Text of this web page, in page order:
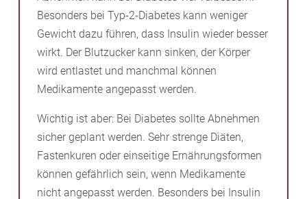
Besonders bei Typ-2-Diabetes kann weniger
Gewicht dazu führen, dass Insulin wieder besser
wirkt. Der Blutzucker kann sinken, der Körper
wird entlastet und manchmal können
Medikamente angepasst werden.
Wichtig ist aber: Bei Diabetes sollte Abnehmen
sicher geplant werden. Sehr strenge Diäten,
Fastenkuren oder einseitige Ernährungsformen
können gefährlich sein, wenn Medikamente
nicht angepasst werden. Besonders bei Insulin